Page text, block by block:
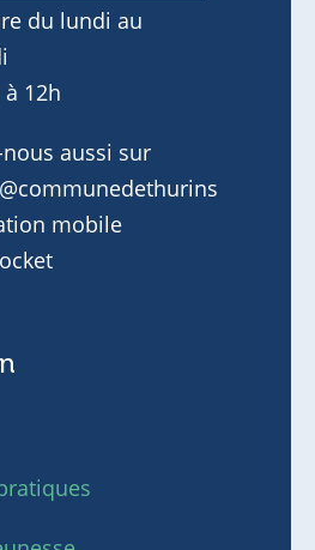
du lundi au
12h
aussi sur
mobile